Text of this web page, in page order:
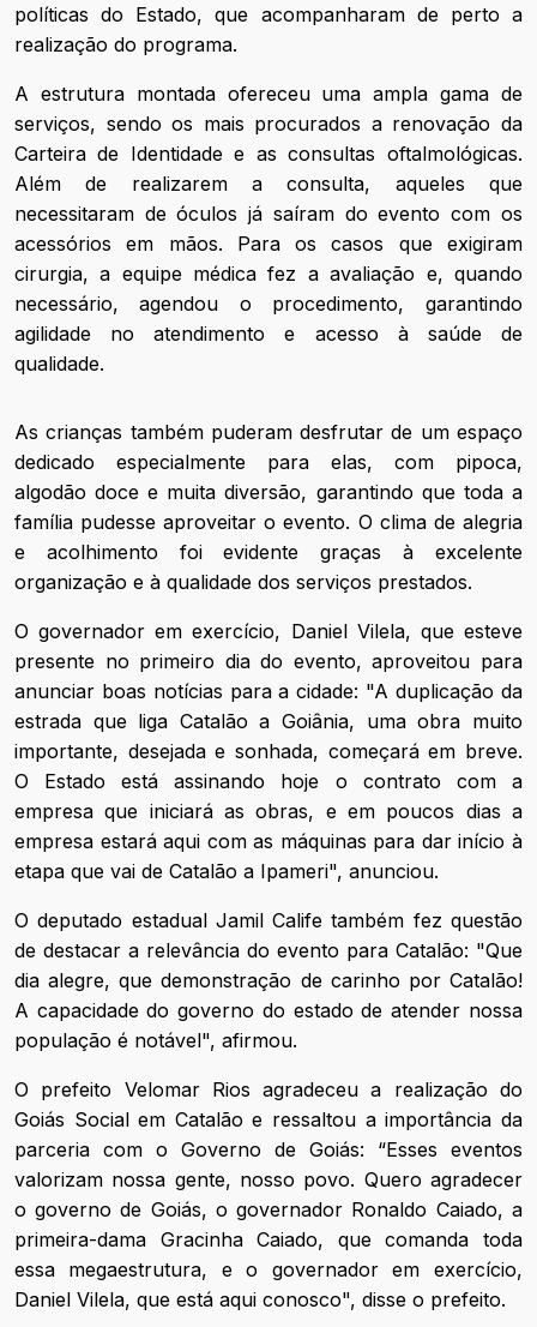
políticas do Estado, que acompanharam de perto a
realização do programa.
A estrutura montada ofereceu uma ampla gama de
serviços, sendo os mais procurados a renovação da
Carteira de Identidade e as consultas oftalmológicas.
Além de realizarem a consulta, aqueles que
necessitaram de óculos já saíram do evento com os
acessórios em mãos. Para os casos que exigiram
cirurgia, a equipe médica fez a avaliação e, quando
necessário, agendou o procedimento, garantindo
agilidade no atendimento e acesso à saúde de
qualidade.
As crianças também puderam desfrutar de um espaço
dedicado especialmente para elas, com pipoca,
algodão doce e muita diversão, garantindo que toda a
família pudesse aproveitar o evento. O clima de alegria
e acolhimento foi evidente graças à excelente
organização e à qualidade dos serviços prestados.
O governador em exercício, Daniel Vilela, que esteve
presente no primeiro dia do evento, aproveitou para
anunciar boas notícias para a cidade: "A duplicação da
estrada que liga Catalão a Goiânia, uma obra muito
importante, desejada e sonhada, começará em breve.
O Estado está assinando hoje o contrato com a
empresa que iniciará as obras, e em poucos dias a
empresa estará aqui com as máquinas para dar início à
etapa que vai de Catalão a Ipameri", anunciou.
O deputado estadual Jamil Calife também fez questão
de destacar a relevância do evento para Catalão: "Que
dia alegre, que demonstração de carinho por Catalão!
A capacidade do governo do estado de atender nossa
população é notável", afirmou.
O prefeito Velomar Rios agradeceu a realização do
Goiás Social em Catalão e ressaltou a importância da
parceria com o Governo de Goiás: “Esses eventos
valorizam nossa gente, nosso povo. Quero agradecer
o governo de Goiás, o governador Ronaldo Caiado, a
primeira-dama Gracinha Caiado, que comanda toda
essa megaestrutura, e o governador em exercício,
Daniel Vilela, que está aqui conosco", disse o prefeito.